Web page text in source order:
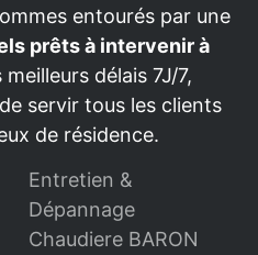
entourés par une
prêts à intervenir à
meilleurs délais 7J/7,
servir tous les clients
de résidence.
Entretien &
Dépannage
Chaudiere BARON